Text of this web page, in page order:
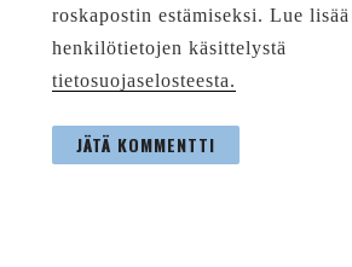
roskapostin estämiseksi. Lue lisää
henkilötietojen käsittelystä
tietosuojaselosteesta.